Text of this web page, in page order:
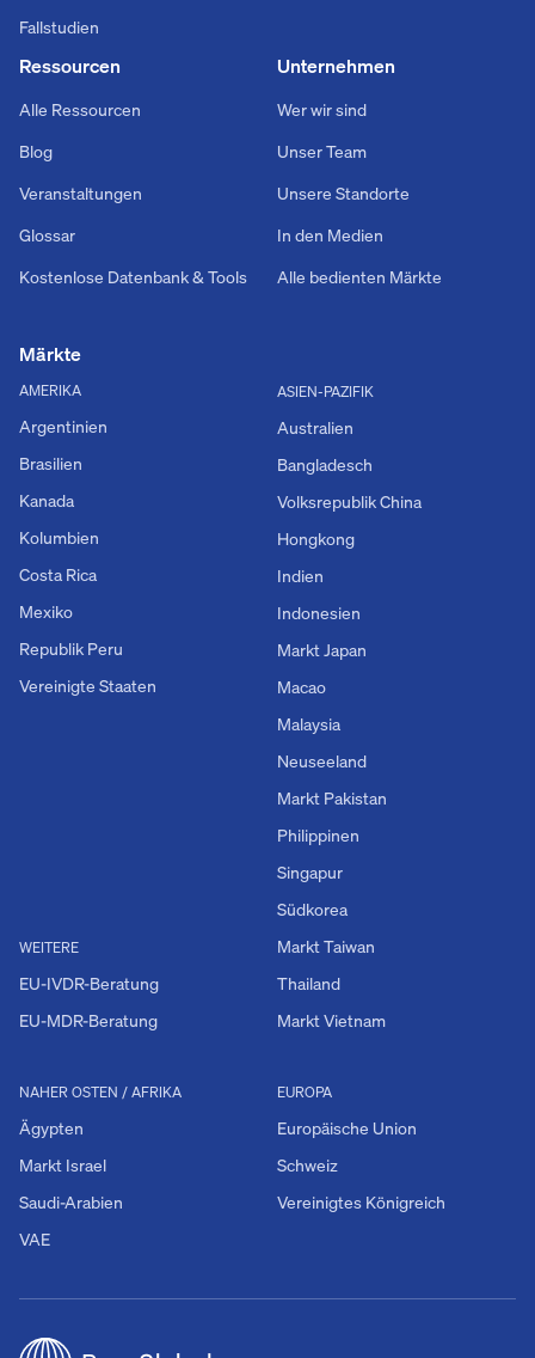
Fallstudien
Ressourcen
Alle Ressourcen
Blog
Veranstaltungen
Glossar
Kostenlose Datenbank & Tools
Unternehmen
Wer wir sind
Unser Team
Unsere Standorte
In den Medien
Alle bedienten Märkte
Märkte
AMERIKA
Argentinien
Brasilien
Kanada
Kolumbien
Costa Rica
Mexiko
Republik Peru
Vereinigte Staaten
WEITERE
EU-IVDR-Beratung
EU-MDR-Beratung
EUROPA
Europäische Union
Schweiz
Vereinigtes Königreich
NAHER OSTEN / AFRIKA
Ägypten
Markt Israel
Saudi-Arabien
VAE
ASIEN-PAZIFIK
Australien
Bangladesch
Volksrepublik China
Hongkong
Indien
Indonesien
Markt Japan
Macao
Malaysia
Neuseeland
Markt Pakistan
Philippinen
Singapur
Südkorea
Markt Taiwan
Thailand
Markt Vietnam